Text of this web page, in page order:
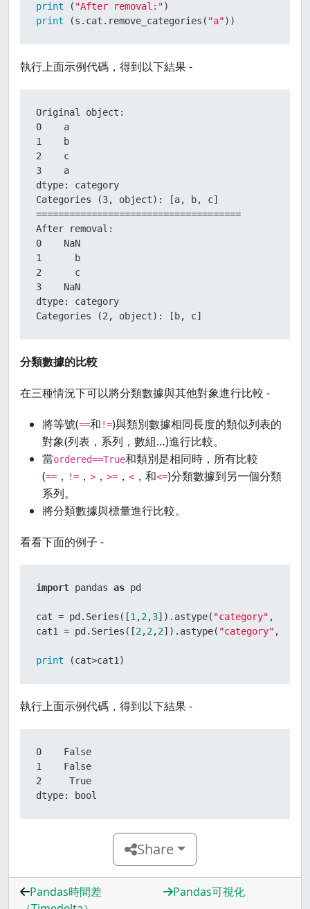
print ( "After removal:"
print (s.cat.remove_categories( "a"))
執行上面示例代碼，得到以下結果 -
Original object:
0    a
1    b
2    c
3    a
dtype: category
Categories (3, object): [a, b, c]
=====================================
After removal:
0    NaN
1      b
2      c
3    NaN
dtype: category
Categories (2, object): [b, c]
分類數據的比較
在三種情況下可以將分類數據與其他對象進行比較 -
將等號(==和 !=)與類別數據相同長度的類似列表的
對象(列表，系列，數組…)進行比較。
當ordered==True和類別是相同時，所有比較
(== ， != ， > ， >= ， < ，和<=)分類數據到另一個分類
系列。
將分類數據與標量進行比較。
看看下面的例子 -
import pandas as pd
cat = pd.Series([1 ,2 ,3]).astype( "category" ,
cat1 = pd.Series([2 ,2 ,2]).astype( "category" ,
print (cat>cat1)
執行上面示例代碼，得到以下結果 -
0    False
1    False
2     True
dtype: bool
Share
Pandas時間差
Pandas可視化